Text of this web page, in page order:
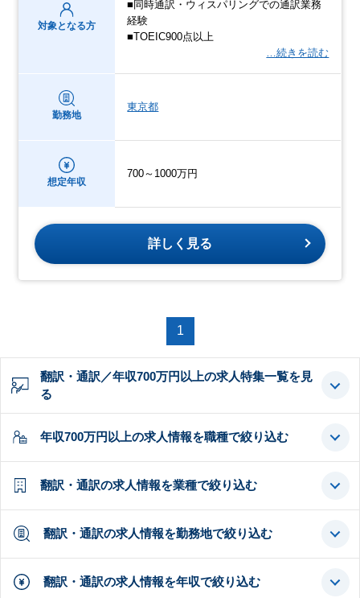
対象となる方
■同時通訳・ウィスパリングでの通訳業務
経験
■TOEIC900点以上
…続きを読む
勤務地
東京都
想定年収
700～1000万円
詳しく見る
1
翻訳・通訳／年収700万円以上の求人特集一覧を見
る
年収700万円以上の求人情報を職種で絞り込む
翻訳・通訳の求人情報を業種で絞り込む
翻訳・通訳の求人情報を勤務地で絞り込む
翻訳・通訳の求人情報を年収で絞り込む